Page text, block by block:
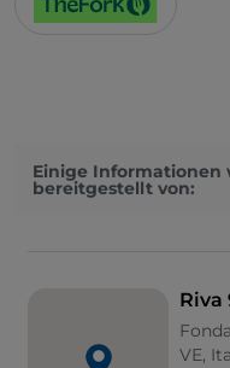
Einige Informationen
bereitgestellt von:
Riva
VE,